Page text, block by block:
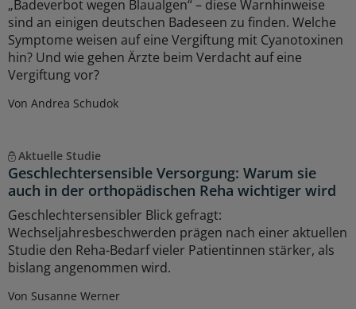
„Badeverbot wegen Blaualgen“ – diese Warnhinweise
sind an einigen deutschen Badeseen zu finden. Welche
Symptome weisen auf eine Vergiftung mit Cyanotoxinen
hin? Und wie gehen Ärzte beim Verdacht auf eine
Vergiftung vor?
Von Andrea Schudok
Aktuelle Studie
Geschlechtersensible Versorgung: Warum sie
auch in der orthopädischen Reha wichtiger wird
Geschlechtersensibler Blick gefragt:
Wechseljahresbeschwerden prägen nach einer aktuellen
Studie den Reha-Bedarf vieler Patientinnen stärker, als
bislang angenommen wird.
Von Susanne Werner